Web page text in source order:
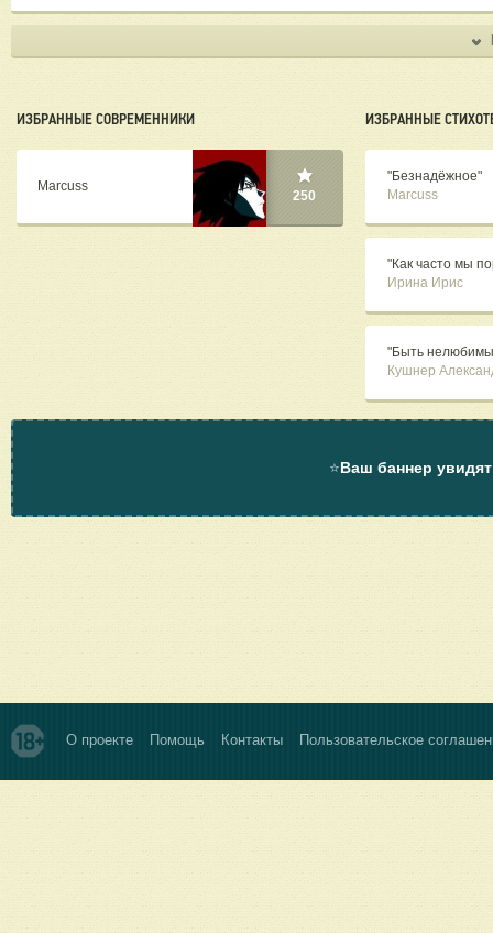
ИЗБРАННЫЕ СОВРЕМЕННИКИ
Marcuss
250
ИЗБРАННЫЕ
"Безнадёжное"
Marcuss
"Как часто мы
Ирина Ирис
"Быть
Кушнер
⭐Ваш баннер
О проекте Помощь Контакты Пользовательское